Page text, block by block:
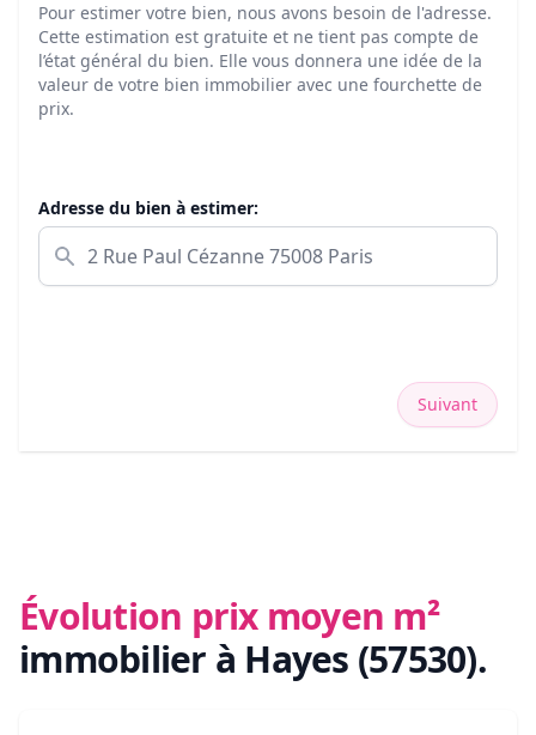
Pour estimer votre bien, nous avons besoin de l'adresse.
Cette estimation est gratuite et ne tient pas compte de
l’état général du bien. Elle vous donnera une idée de la
valeur de votre bien immobilier avec une fourchette de
prix.
Adresse du bien à estimer:
Suivant
Évolution prix moyen m²
immobilier à Hayes (57530).